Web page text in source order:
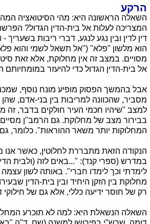
הרקע
השאלה הראשונה היא: מהי הסיטואציה
המצריכה לעלות אל בית-הדין הגדול?
דין לדין ובין נגע לנגע, דברי ריבות
הוא מלשון "פלא" ("אל תשאל לשמי והוא
מסויים. במצב זה אין מחלוקת, אלא זאת
אל בית-הדין הגדול כדי להיעזר במומחיותם
אבל בהמשך הפסוק מופיע מונח נוסף,
מסביר, שהכוונה למריבות בין בני-אדם,
למצב "שיהיו חכמי העיר חולקים בדבר, זה
בבירור מצב של מחלוקת. גם הרמב"ן מסיים
המחלוקות יותר משאר ההוראות". כלומר,
הנקודה הזאת מתבררת לחלוטין, כאשר אנו
במדרש (ספרי קנד): "...באים לזה (ולבית
לימדתי וכך לימדו חברי". באותה לשון
מחלוקת בין הזקן היחיד ובין בית-הדין
רק של חוסר ידיעה כללי, אלא גם של
השאלה הנשאלת היא: למה לא תוכרע